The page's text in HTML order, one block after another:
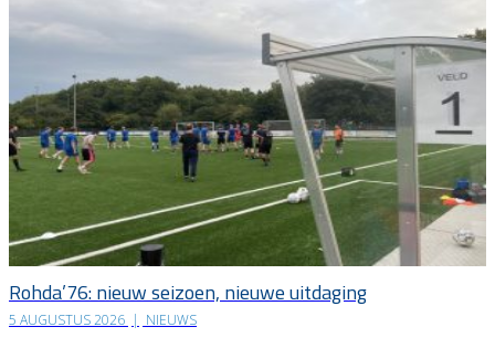
Rohda’76: nieuw seizoen, nieuwe uitdaging
5 AUGUSTUS 2026 | NIEUWS